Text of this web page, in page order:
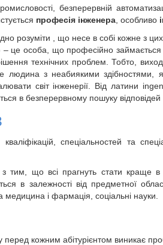
безперервній
професія інженера , особливо
розуміти , що несе в собі кожне з
– це особа, що професійно займається
технічних проблем. Тобто,
з неабиякими здібностями,
світ інженерії. Від латини
в безперервному пошуку відповідей
спеціальностей та
тим, що всі прагнуть стати краще в
в залежності від предметної
медицина і фармація, соціальні науки.
кожним абітурієнтом виникає